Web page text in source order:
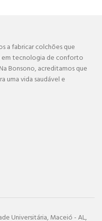
a fabricar colchões que
em tecnologia de conforto
Bonsono, acreditamos que
uma vida saudável e
Universitária, Maceió - AL,